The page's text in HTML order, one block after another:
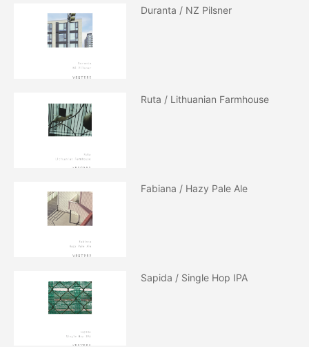
Duranta / NZ Pilsner
Ruta / Lithuanian Farmhouse
Fabiana / Hazy Pale Ale
Sapida / Single Hop IPA